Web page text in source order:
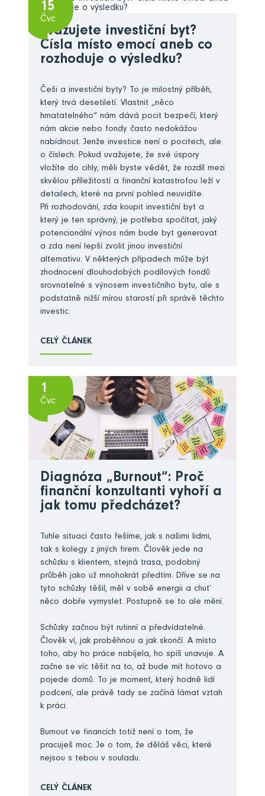
15
Čvc
Zvažujete investiční byt?
Čísla místo emocí aneb co
rozhoduje o výsledku?
Češi a investiční byty? To je milostný příběh,
který trvá desetiletí. Vlastnit „něco
hmatatelného“ nám dává pocit bezpečí, který
nám akcie nebo fondy často nedokážou
nabídnout. Jenže investice není o pocitech, ale
o číslech. Pokud uvažujete, že své úspory
vložíte do cihly, měli byste vědět, že rozdíl mezi
skvělou příležitostí a finanční katastrofou leží v
detailech, které na první pohled neuvidíte.
Při rozhodování, zda koupit investiční byt a
který je ten správný, je potřeba spočítat, jaký
potencionální výnos nám bude byt generovat
a zda není lepší zvolit jinou investiční
alternativu. V některých případech může být
zhodnocení dlouhodobých podílových fondů
srovnatelné s výnosem investičního bytu, ale s
podstatně nižší mírou starostí při správě těchto
investic.
CELÝ ČLÁNEK
1
Čvc
Diagnóza „Burnout“: Proč
finanční konzultanti vyhoří a
jak tomu předcházet?
Tuhle situaci často řešíme, jak s našimi lidmi,
tak s kolegy z jiných firem. Člověk jede na
schůzku s klientem, stejná trasa, podobný
průběh jako už mnohokrát předtím. Dříve se na
tyto schůzky těšil, měl v sobě energii a chuť
něco dobře vymyslet. Postupně se to ale mění.
Schůzky začnou být rutinní a předvídatelné.
Člověk ví, jak proběhnou a jak skončí. A místo
toho, aby ho práce nabíjela, ho spíš unavuje. A
začne se víc těšit na to, až bude mít hotovo a
pojede domů. To je moment, který hodně lidí
podcení, ale právě tady se začíná lámat vztah
k práci.
Burnout ve financích totiž není o tom, že
pracuješ moc. Je o tom, že děláš věci, které
nejsou s tebou v souladu.
CELÝ ČLÁNEK